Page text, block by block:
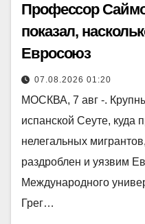
Профессор
показал,
Евросоюз
07.08.2026 01:20
МОСКВА, 7 авг -.
испанской Сеуте, куда
нелегальных
раздроблен и уязвим
Международного
Грег…